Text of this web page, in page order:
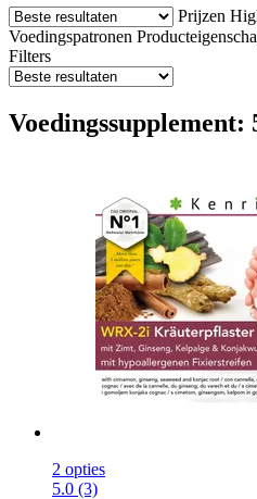
Prijzen
Voedingspatronen
Filters
Voedingssupplement:
2 opties
5.0 (3)